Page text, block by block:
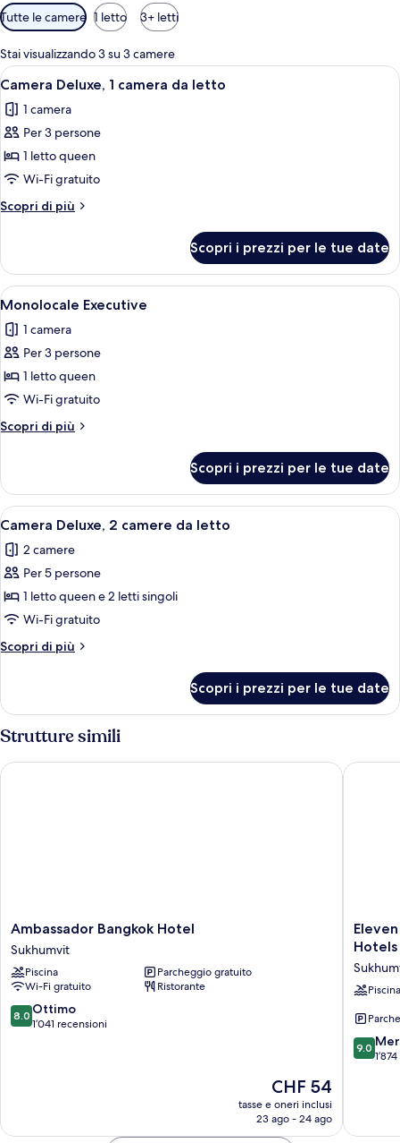
Filtri
disponibili
per
le
camere
Tutte le camere 1 letto 3+ letti
Stai visualizzando 3 su 3 camere
Apri
tutte
le
foto
per
Camera
Deluxe,
1
da
letto
5
Camera Deluxe, 1 camera da letto
1 camera
Per 3 persone
1 letto queen
Wi-Fi gratuito
Scopri di più
Altri
Deluxe,
camera
letto
Scopri i prezzi per le tue date
Apri
tutte
le
foto
per
Monolocale
Executive
Una camera d'albergo moderna
5
Monolocale Executive
1 camera
Per 3 persone
1 letto queen
Wi-Fi gratuito
Scopri di più
Altri
Executive
Scopri i prezzi per le tue date
Apri
tutte
le
foto
per
Camera
Deluxe,
2
da
letto
Una cucina moderna con mobili in
5
Camera Deluxe, 2 camere da letto
2 camere
Per 5 persone
1 letto queen e 2 letti singoli
Wi-Fi gratuito
Scopri di più
Altri
Deluxe,
camere
letto
Scopri i prezzi per le tue date
Strutture simili
Ambassador
Bangkok
Hotel
Sukhumvit
Ambassador Bangkok Hotel
Sukhumvit
Piscina
Parcheggio gratuito
Wi-Fi gratuito
Ristorante
8.0
su
8.0 Ottimo
1’041 recensioni
Il
prezzo
attuale
CHF 54
tasse e oneri inclusi
23 ago - 24 ago
Ambassador Bangkok Hotel
Eleven
11
by
Hotels
Hotels
Piscina
9.0
su
9.0
Eleven